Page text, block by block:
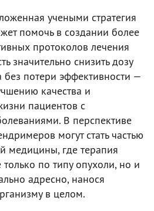
учеными стратегия
помочь в создании более
протоколов лечения
значительно снизить дозу
без потери эффективности —
качества и
пациентов с
В перспективе
могут стать частью
медицины, где терапия
по типу опухоли, но и
адресно, нанося
в целом.